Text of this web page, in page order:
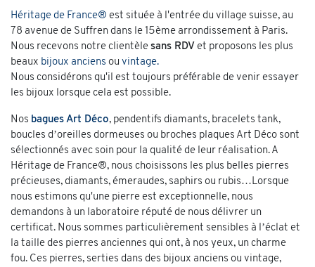
Héritage de France® est située à l'entrée du village suisse, au
78 avenue de Suffren dans le 15ème arrondissement à Paris.
Nous recevons notre clientèle sans RDV et proposons les plus
beaux bijoux anciens ou vintage.
Nous considérons qu'il est toujours préférable de venir essayer
les bijoux lorsque cela est possible.
Nos bagues Art Déco, pendentifs diamants, bracelets tank,
boucles d’oreilles dormeuses ou broches plaques Art Déco sont
sélectionnés avec soin pour la qualité de leur réalisation. A
Héritage de France®, nous choisissons les plus belles pierres
précieuses, diamants, émeraudes, saphirs ou rubis…Lorsque
nous estimons qu'une pierre est exceptionnelle, nous
demandons à un laboratoire réputé de nous délivrer un
certificat. Nous sommes particulièrement sensibles à l’éclat et
la taille des pierres anciennes qui ont, à nos yeux, un charme
fou. Ces pierres, serties dans des bijoux anciens ou vintage,